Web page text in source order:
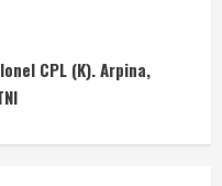
CPL (K). Arpina,